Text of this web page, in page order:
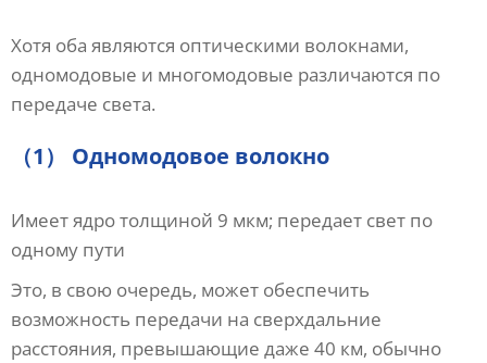
Хотя оба являются оптическими волокнами,
одномодовые и многомодовые различаются по
передаче света.
（1） Одномодовое волокно
Имеет ядро ​​толщиной 9 мкм; передает свет по
одному пути
Это, в свою очередь, может обеспечить
возможность передачи на сверхдальние
расстояния, превышающие даже 40 км, обычно